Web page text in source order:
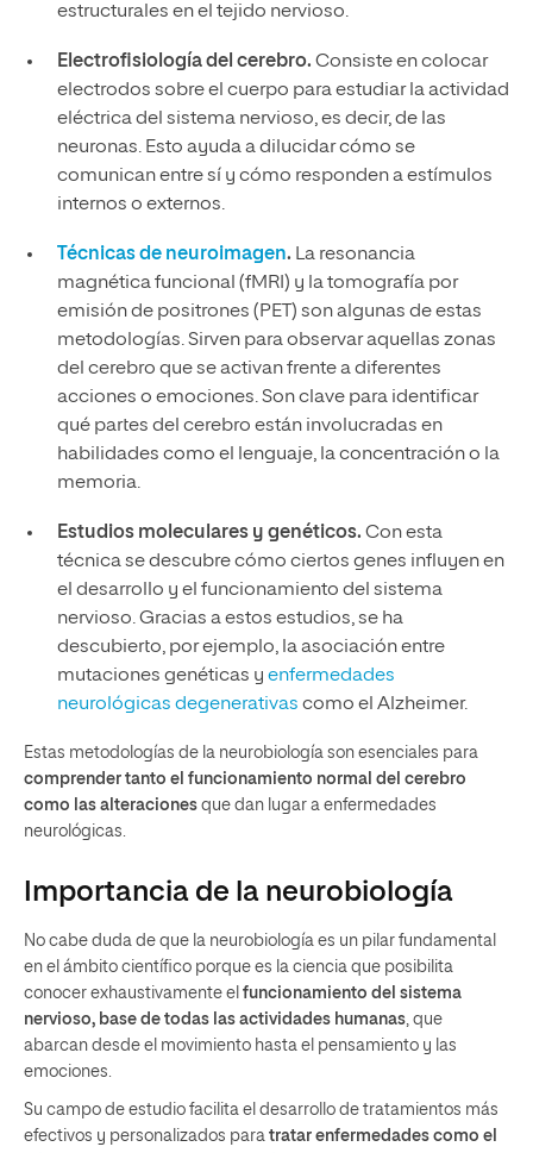
estructurales en el tejido nervioso.
Electrofisiología del cerebro. Consiste en colocar
electrodos sobre el cuerpo para estudiar la actividad
eléctrica del sistema nervioso, es decir, de las
neuronas. Esto ayuda a dilucidar cómo se
comunican entre sí y cómo responden a estímulos
internos o externos.
Técnicas de neuroimagen. La resonancia
magnética funcional (fMRI) y la tomografía por
emisión de positrones (PET) son algunas de estas
metodologías. Sirven para observar aquellas zonas
del cerebro que se activan frente a diferentes
acciones o emociones. Son clave para identificar
qué partes del cerebro están involucradas en
habilidades como el lenguaje, la concentración o la
memoria.
Estudios moleculares y genéticos. Con esta
técnica se descubre cómo ciertos genes influyen en
el desarrollo y el funcionamiento del sistema
nervioso. Gracias a estos estudios, se ha
descubierto, por ejemplo, la asociación entre
mutaciones genéticas y enfermedades
neurológicas degenerativas como el Alzheimer.
Estas metodologías de la neurobiología son esenciales para
comprender tanto el funcionamiento normal del cerebro
como las alteraciones que dan lugar a enfermedades
neurológicas.
Importancia de la neurobiología
No cabe duda de que la neurobiología es un pilar fundamental
en el ámbito científico porque es la ciencia que posibilita
conocer exhaustivamente el funcionamiento del sistema
nervioso, base de todas las actividades humanas, que
abarcan desde el movimiento hasta el pensamiento y las
emociones.
Su campo de estudio facilita el desarrollo de tratamientos más
efectivos y personalizados para tratar enfermedades como el